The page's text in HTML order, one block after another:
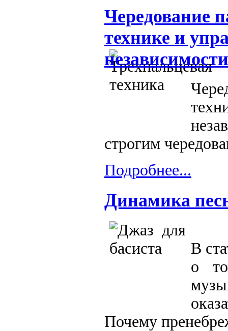
Чередование
технике и
строгим
Подробнее...
Динамика
В
о
Почему